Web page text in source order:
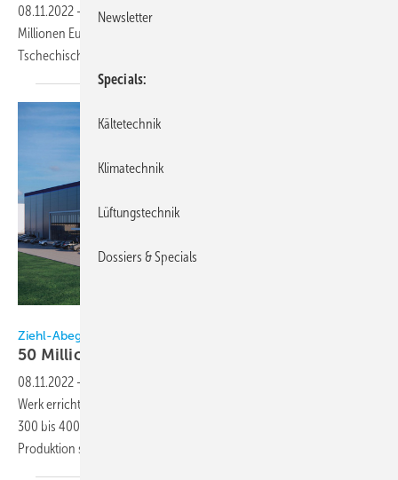
08.11.2022 -
Daikin Europe hat eine Investition in Höhe von 50
Millionen Euro in das Wärmepumpenwerk in Brünn in der
Tschechischen Republik angekündigt.
Ziehl-Abegg
50 Millionen Euro für neues Werk in
08.11.2022 -
Werk errichten. Ab dem Herbst 2023 sollen dort binnen fünf Jahren
300 bis 400 Arbeitsplätze entstehen. Im Fokus der künftigen
Produktion stehen dabei Ventilatoren für
Newsletter
Specials
Kältetechnik
Klimatechnik
Lüftungstechnik
Dossiers & Specials